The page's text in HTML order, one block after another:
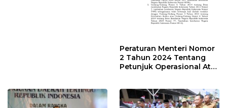
Peraturan Menteri Nomor
2 Tahun 2024 Tentang
Petunjuk Operasional Atas